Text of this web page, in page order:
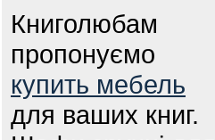
Книголюбам
пропонуємо
купить мебель
для ваших книг.